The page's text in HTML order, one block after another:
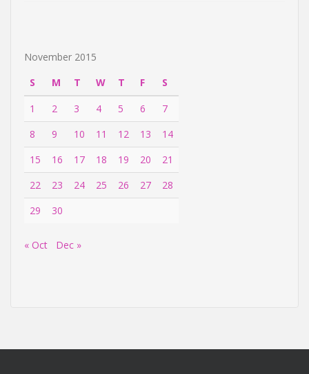
November 2015
S
M T W T F
S
1
2 3 4 5 6
7
8
9 10 11 12 13
14
15
16 17 18 19 20
21
22
23 24 25 26 27
28
29
30
« Oct Dec »